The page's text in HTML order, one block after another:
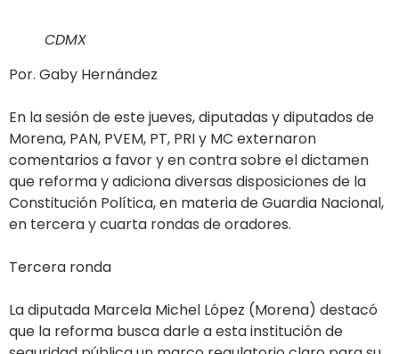
CDMX
Por. Gaby Hernández
En la sesión de este jueves, diputadas y diputados de
Morena, PAN, PVEM, PT, PRI y MC externaron
comentarios a favor y en contra sobre el dictamen
que reforma y adiciona diversas disposiciones de la
Constitución Política, en materia de Guardia Nacional,
en tercera y cuarta rondas de oradores.
Tercera ronda
La diputada Marcela Michel López (Morena) destacó
que la reforma busca darle a esta institución de